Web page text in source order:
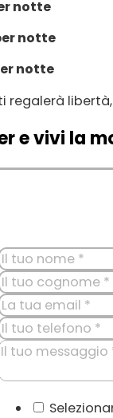
notte
notte
notte
regalerà
e vivi la